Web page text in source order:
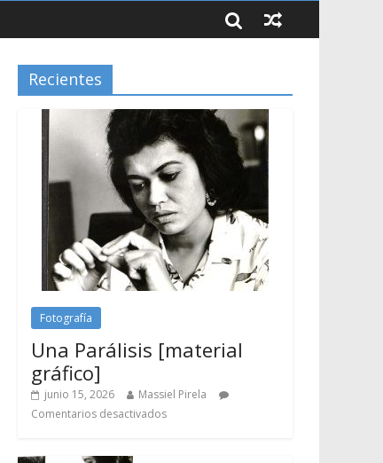
Recientes
Fotografía
Una Parálisis [material
gráfico]
junio 15, 2026
Massiel Pirela
Comentarios desactivados